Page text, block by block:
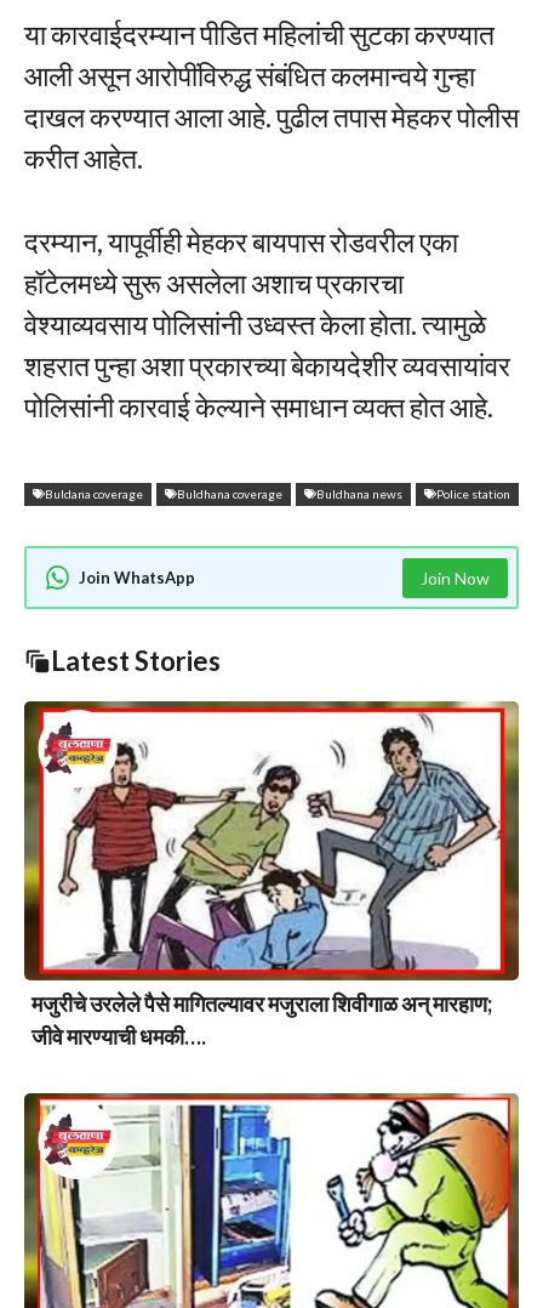
या कारवाईदरम्यान पीडित महिलांची सुटका करण्यात
आली असून आरोपींविरुद्ध संबंधित कलमान्वये गुन्हा
दाखल करण्यात आला आहे. पुढील तपास मेहकर पोलीस
करीत आहेत.
दरम्यान, यापूर्वीही मेहकर बायपास रोडवरील एका
हॉटेलमध्ये सुरू असलेला अशाच प्रकारचा
वेश्याव्यवसाय पोलिसांनी उध्वस्त केला होता. त्यामुळे
शहरात पुन्हा अशा प्रकारच्या बेकायदेशीर व्यवसायांवर
पोलिसांनी कारवाई केल्याने समाधान व्यक्त होत आहे.
Buldana coverage Buldhana coverage Buldhana news Police station
Join WhatsApp Join Now
Latest Stories
मजुरीचे उरलेले पैसे मागितल्यावर मजुराला शिवीगाळ अन् मारहाण;
जीवे मारण्याची धमकी….